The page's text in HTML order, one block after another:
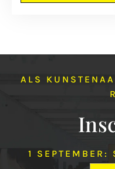
ALS
1 SEPTEMBER: